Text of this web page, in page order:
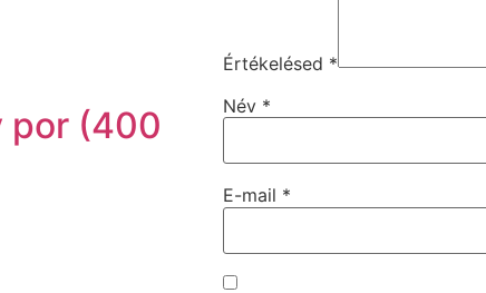
por (400
Értékelésed *
Név *
E-mail *